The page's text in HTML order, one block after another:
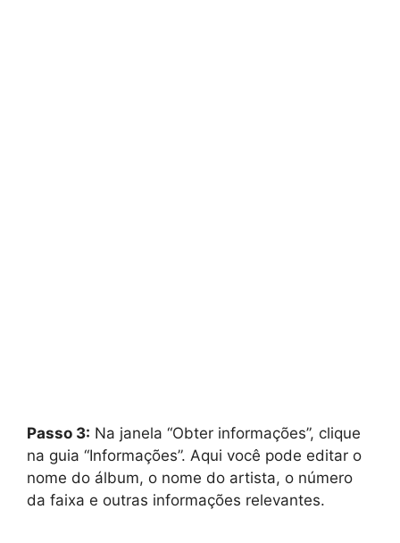
Passo 3: Na janela “Obter informações”, clique
na guia “Informações”. Aqui você pode editar o
nome do álbum, o nome do artista, o número
da faixa e outras informações relevantes.